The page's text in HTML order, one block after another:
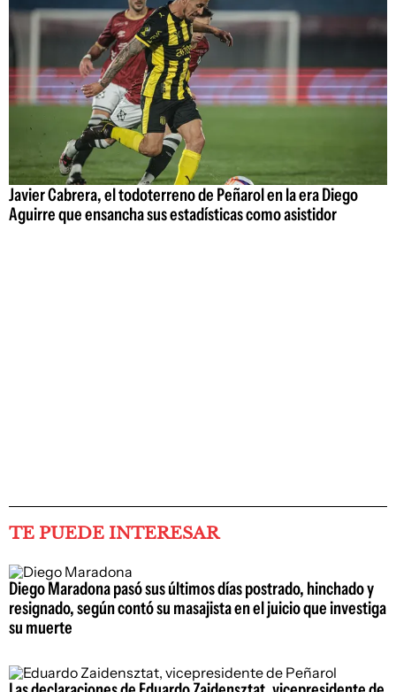
Javier Cabrera, el todoterreno de Peñarol en la era Diego
Aguirre que ensancha sus estadísticas como asistidor
TE PUEDE INTERESAR
Diego Maradona pasó sus últimos días postrado, hinchado y
resignado, según contó su masajista en el juicio que investiga
su muerte